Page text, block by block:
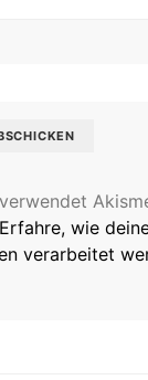
Erfahre, wie
verarbeitet